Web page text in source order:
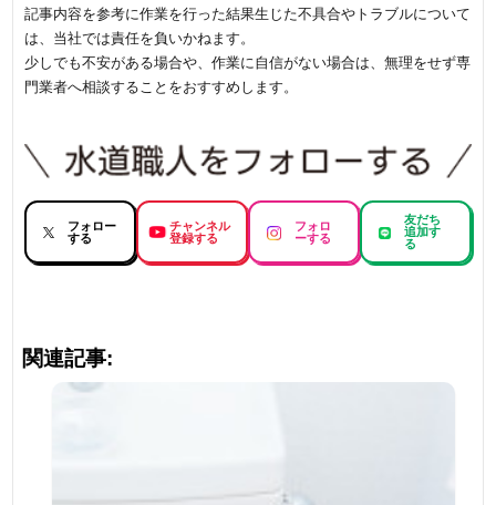
記事内容を参考に作業を行った結果生じた不具合やトラブルについて
は、当社では責任を負いかねます。
少しでも不安がある場合や、作業に自信がない場合は、無理をせず専
門業者へ相談することをおすすめします。
フォロー
する
チャンネル
登録する
フォロ
ーする
友だち
追加す
る
関連記事: